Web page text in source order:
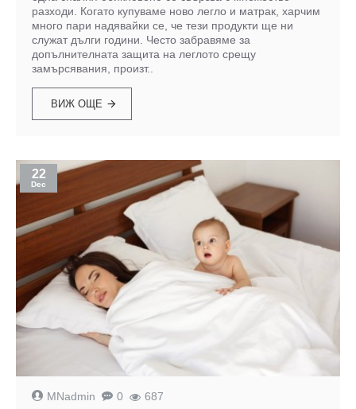
разходи. Когато купуваме ново легло и матрак, харчим
много пари надявайки се, че тези продукти ще ни
служат дълги години. Често забравяме за
допълнителната защита на леглото срещу
замърсявания, произт..
ВИЖ ОЩЕ
22
Dec
MNadmin 0 687